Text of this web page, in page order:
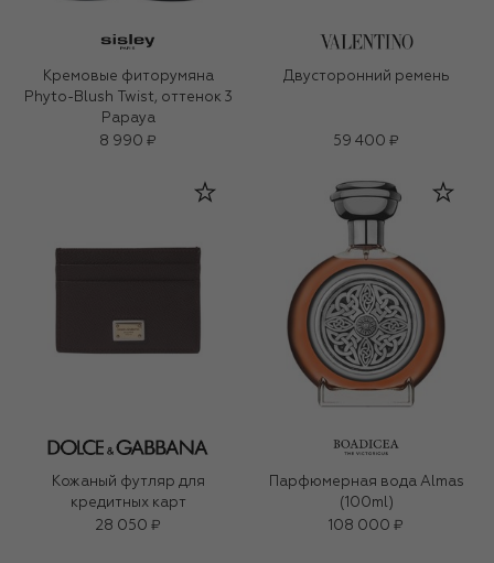
Кремовые фиторумяна
Phyto-Blush Twist, оттенок 3
Papaya
8 990 ₽
Двусторонний ремень
59 400 ₽
Кожаный футляр для
кредитных карт
28 050 ₽
Парфюмерная вода Almas
(100ml)
108 000 ₽